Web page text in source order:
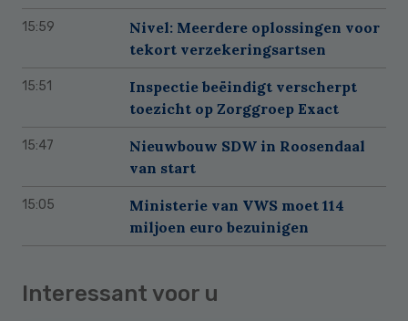
15:59
Nivel: Meerdere oplossingen voor
tekort verzekeringsartsen
15:51
Inspectie beëindigt verscherpt
toezicht op Zorggroep Exact
15:47
Nieuwbouw SDW in Roosendaal
van start
15:05
Ministerie van VWS moet 114
miljoen euro bezuinigen
Interessant voor u